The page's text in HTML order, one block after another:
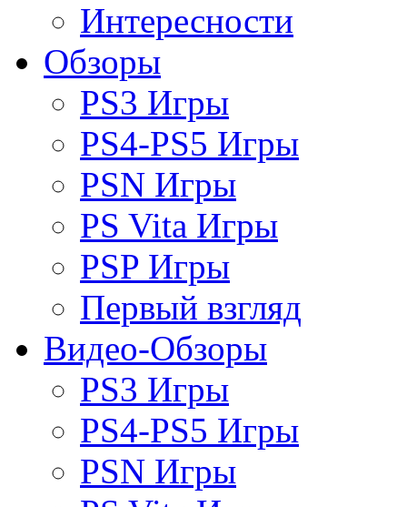
Интересности
Обзоры
PS3 Игры
PS4-PS5 Игры
PSN Игры
PS Vita Игры
PSP Игры
Первый взгляд
Видео-Обзоры
PS3 Игры
PS4-PS5 Игры
PSN Игры